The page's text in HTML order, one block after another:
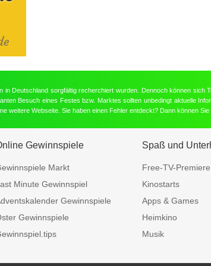
in Deutschland sorgfältig recherchiert wurden. Dennoch können
Besuch eines Festes bzw. Marktes sollten unbedingt aktuelle
weitere Webseite. Sie haben einen Fehler entdeckt? Dann können Sie
Gewinnspiele
Markt
Minute Gewinnspiel
Gewinnspiele
Gewinnspiele
Spaß und
Free-TV-Premiere
Kinostarts
Apps & Games
Heimkino
Musik